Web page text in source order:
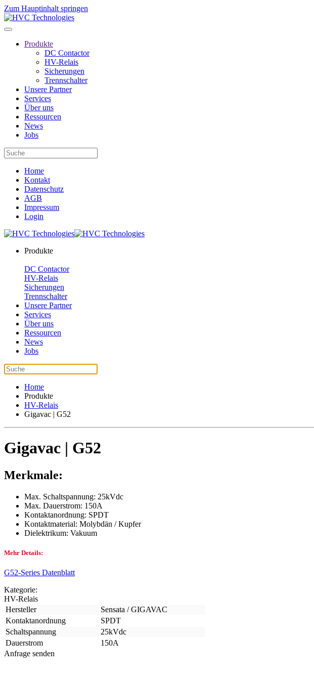
Zum Hauptinhalt springen
Produkte
DC Contactor
HV-Relais
Sicherungen
Trennschalter
Unsere Partner
Services
Über uns
Ressourcen
News
Jobs
Home
Kontakt
Datenschutz
AGB
Impressum
Login
Produkte
DC Contactor
HV-Relais
Sicherungen
Trennschalter
Unsere Partner
Services
Über uns
Ressourcen
News
Jobs
Home
Produkte
HV-Relais
Gigavac | G52
Gigavac | G52
Merkmale:
Max. Schaltspannung: 25kVdc
Max. Dauerstrom: 150A
Kontaktanordnung: SPDT
Kontaktmaterial: Molybdän / Kupfer
Dielektrikum: Vakuum
Mehr Details:
G52-Series Datenblatt
Kategorie:
HV-Relais
Hersteller
Sensata / GIGAVAC
Kontaktanordnung
SPDT
Schaltspannung
25kVdc
Dauerstrom
150A
Anfrage senden